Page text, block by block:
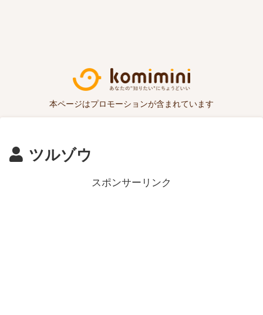
本ページはプロモーションが含まれています
ツルゾウ
スポンサーリンク